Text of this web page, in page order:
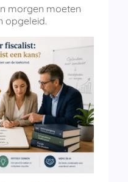
morgen moeten
opgeleid.